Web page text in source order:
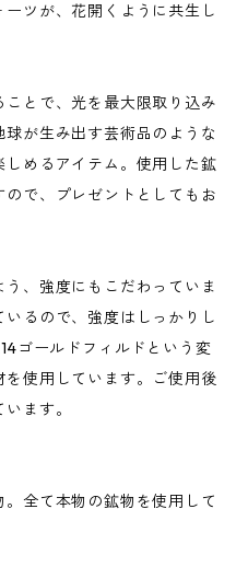
ツが、花開くように共生し
とで、光を最大限取り込み
が生み出す芸術品のような
めるアイテム。使用した鉱
で、プレゼントとしてもお
、強度にもこだわっていま
るので、強度はしっかりし
ゴールドフィルドという変
使用しています。ご使用後
ます。
全て本物の鉱物を使用して